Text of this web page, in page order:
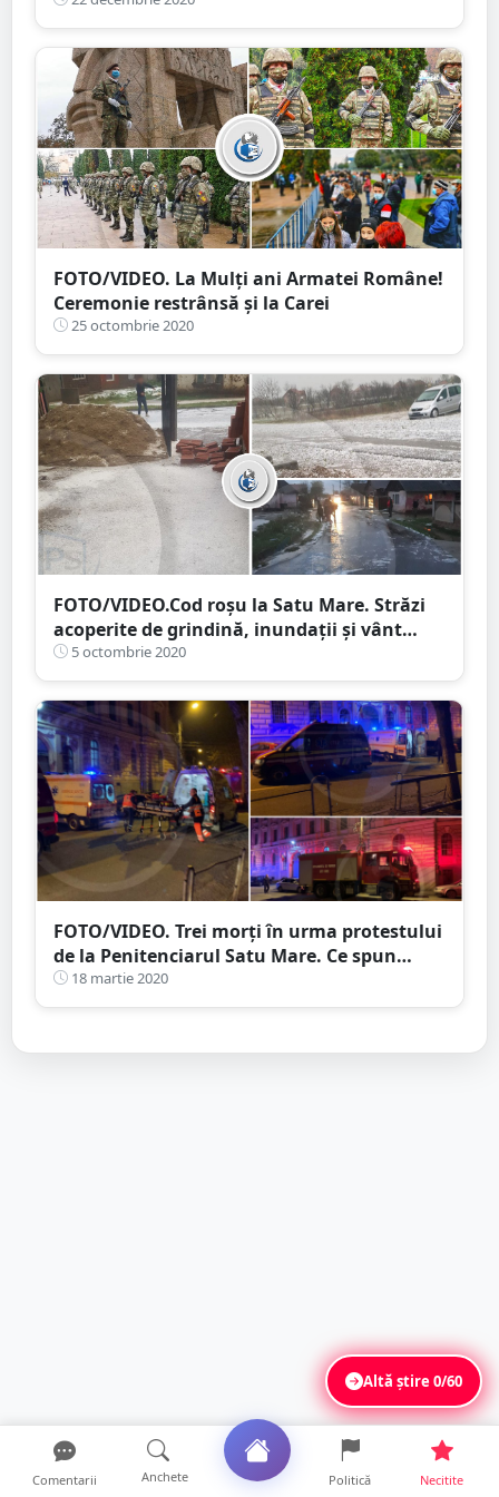
FOTO/VIDEO. La Mulţi ani Armatei Române!
Ceremonie restrânsă și la Carei
25 octombrie 2020
FOTO/VIDEO.Cod roșu la Satu Mare. Străzi
acoperite de grindină, inundații și vânt
puternic
5 octombrie 2020
FOTO/VIDEO. Trei morți în urma protestului
de la Penitenciarul Satu Mare. Ce spun
autoritățile
18 martie 2020
Altă știre0/60
Comentarii Anchete Politică Necitite